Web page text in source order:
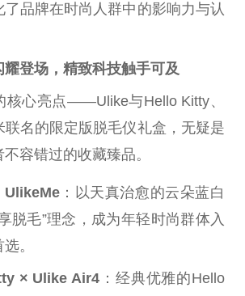
品牌在时尚人群中的影响力与认
耀登场，精致科技触手可及
核心亮点——Ulike与Hello Kitty、
联名的限定版脱毛仪礼盒，无疑是
容错过的收藏臻品。
UlikeMe：以天真治愈的云朵蓝白
脱毛”理念，成为年轻时尚群体入
。
× Ulike Air4 ：经典优雅的Hello